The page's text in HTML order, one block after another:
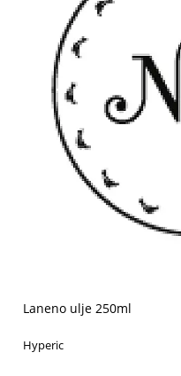
Laneno ulje 250ml
Hyperic